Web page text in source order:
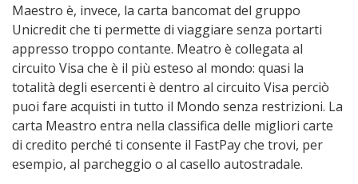
Maestro è, invece, la carta bancomat del gruppo
Unicredit che ti permette di viaggiare senza portarti
appresso troppo contante. Meatro è collegata al
circuito Visa che è il più esteso al mondo: quasi la
totalità degli esercenti è dentro al circuito Visa perciò
puoi fare acquisti in tutto il Mondo senza restrizioni. La
carta Meastro entra nella classifica delle migliori carte
di credito perché ti consente il FastPay che trovi, per
esempio, al parcheggio o al casello autostradale.